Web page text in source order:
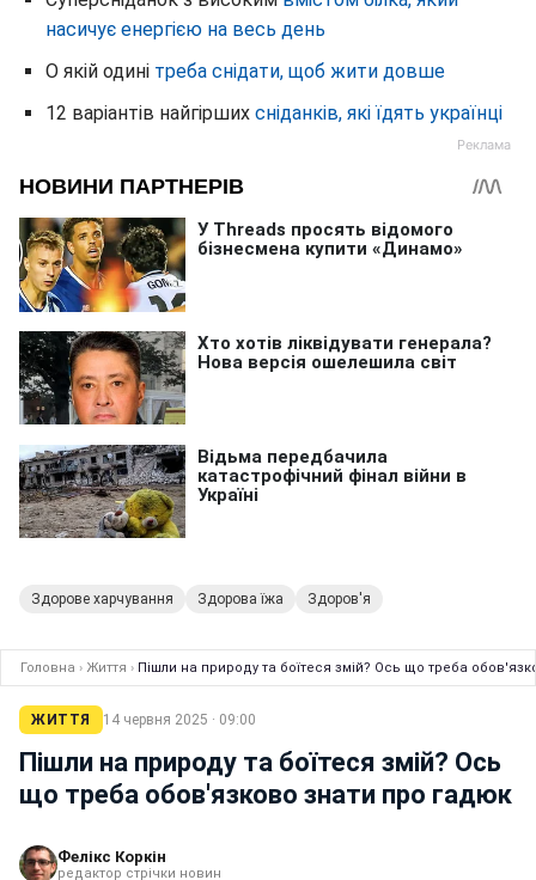
насичує енергією на весь день
О якій одині треба снідати, щоб жити довше
12 варіантів найгірших сніданків, які їдять українці
Здорове харчування Здорова їжа Здоров'я
Головна › Життя › Пішли на природу та боїтеся змій? Ось що треба
ЖИТТЯ 14 червня 2025 · 09:00
Пішли на природу та боїтеся змій? Ось
що треба обов'язково знати про гадюк
Фелікс Коркін
редактор стрічки новин